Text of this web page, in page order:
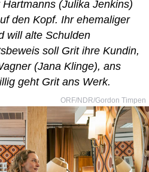
(Julika Jenkins)
den Kopf. Ihr ehemaliger
will alte Schulden
soll Grit ihre Kundin,
(Jana Klinge), ans
geht Grit ans Werk.
ORF/NDR/Gordon Timpen